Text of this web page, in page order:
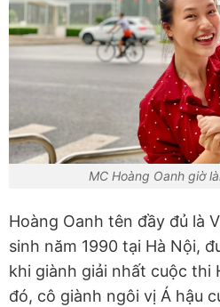
MC Hoàng Oanh giờ
Hoàng Oanh tên đầy đủ là
sinh năm 1990 tại Hà Nội,
khi giành giải nhất cuộc thi
đó, cô giành ngôi vị Á hậu